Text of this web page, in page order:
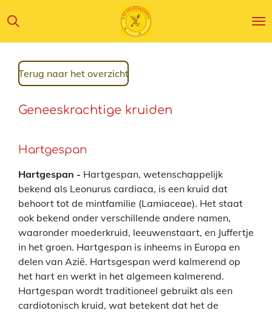
direct
naar
hoofdinhoud
Terug naar het overzicht
Geneeskrachtige kruiden
Hartgespan
Hartgespan - Hartgespan, wetenschappelijk
bekend als Leonurus cardiaca, is een kruid dat
behoort tot de mintfamilie (Lamiaceae). Het staat
ook bekend onder verschillende andere namen,
waaronder moederkruid, leeuwenstaart, en Juffertje
in het groen. Hartgespan is inheems in Europa en
delen van Azië. Hartsgespan werd kalmerend op
het hart en werkt in het algemeen kalmerend.
Hartgespan wordt traditioneel gebruikt als een
cardiotonisch kruid, wat betekent dat het de